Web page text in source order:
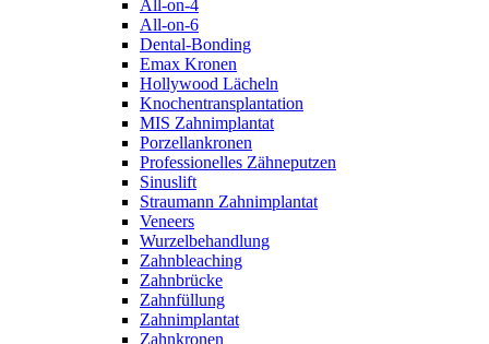
All-on-4
All-on-6
Dental-Bonding
Emax Kronen
Hollywood Lächeln
Knochentransplantation
MIS Zahnimplantat
Porzellankronen
Professionelles Zähneputzen
Sinuslift
Straumann Zahnimplantat
Veneers
Wurzelbehandlung
Zahnbleaching
Zahnbrücke
Zahnfüllung
Zahnimplantat
Zahnkronen